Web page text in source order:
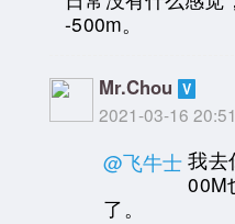
-500m。
Mr.Chou
2021-03-16
@飞牛士 我去
00M
了。